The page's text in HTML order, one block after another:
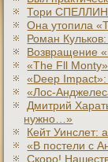
Тори
Она утопила
Роман
Возвращение
«The Fll
«Deep
«Лос-
Дмитрий
нужно…»
Кейт Уинслет:
«В постели с
Скоро!